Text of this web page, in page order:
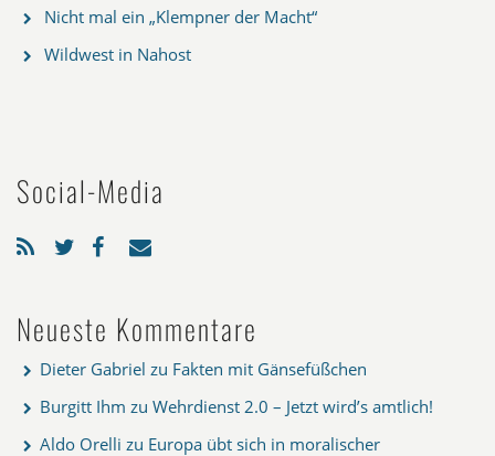
Nicht mal ein „Klempner der Macht“
Wildwest in Nahost
Social-Media
Neueste Kommentare
Dieter Gabriel zu Fakten mit Gänsefüßchen
Burgitt Ihm zu Wehrdienst 2.0 – Jetzt wird’s amtlich!
Aldo Orelli zu Europa übt sich in moralischer